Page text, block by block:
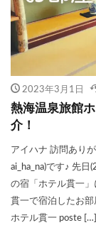
2023年3月1日
熱海温泉旅館
介！
アイハナ 訪問あり
ai_ha_na)です♪ 先
の宿「ホテル貫一
貫一で宿泊したお
ホテル貫一 poste […]